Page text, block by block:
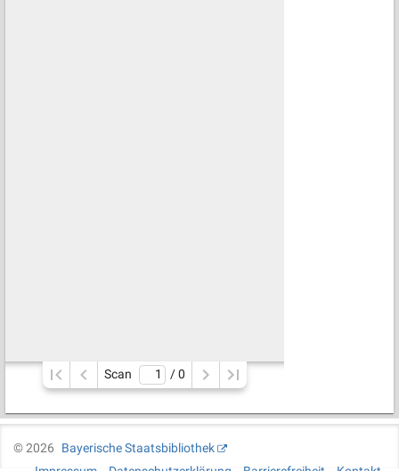
Scan / 0
©2026
Bayerische Staatsbibliothek